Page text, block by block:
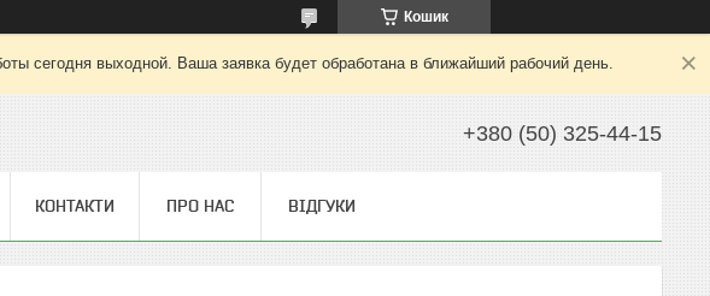
Кошик
сегодня выходной. Ваша заявка будет обработана в ближайший рабочий день.
+380 (50) 325-44-15
КОНТАКТИ ПРО НАС ВІДГУКИ